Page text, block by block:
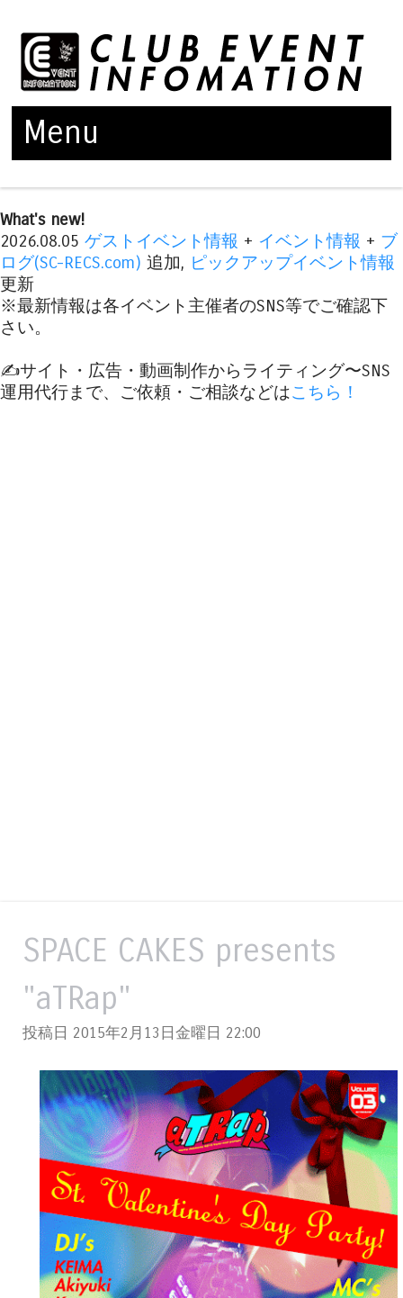
Menu
What's new!
2026.08.05 ゲストイベント情報 + イベント情報 + ブ
ログ(SC-RECS.com) 追加, ピックアップイベント情報
更新
※最新情報は各イベント主催者のSNS等でご確認下
さい。
✍️サイト・広告・動画制作からライティング〜SNS
運用代行まで、ご依頼・ご相談などはこちら！
SPACE CAKES presents
"aTRap"
投稿日 2015年2月13日金曜日 22:00